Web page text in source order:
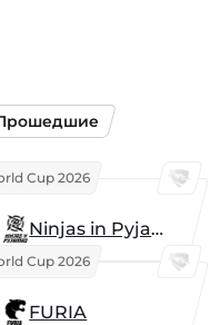
Cup 2026
Ninjas in Pyjamas
Cup 2026
FURIA